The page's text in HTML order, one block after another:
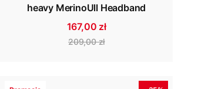
heavy MerinoUll Headband
167,00 zł
209,00 zł